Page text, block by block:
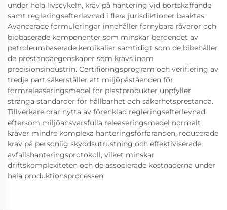
under hela livscykeln, krav på hantering vid bortskaffande
samt regleringsefterlevnad i flera jurisdiktioner beaktas.
Avancerade formuleringar innehåller förnybara råvaror och
biobaserade komponenter som minskar beroendet av
petroleumbaserade kemikalier samtidigt som de bibehåller
de prestandaegenskaper som krävs inom
precisionsindustrin. Certifieringsprogram och verifiering av
tredje part säkerställer att miljöpåståenden för
formreleaseringsmedel för plastprodukter uppfyller
stränga standarder för hållbarhet och säkerhetsprestanda.
Tillverkare drar nytta av förenklad regleringsefterlevnad
eftersom miljöansvarsfulla releaseringsmedel normalt
kräver mindre komplexa hanteringsförfaranden, reducerade
krav på personlig skyddsutrustning och effektiviserade
avfallshanteringsprotokoll, vilket minskar
driftskomplexiteten och de associerade kostnaderna under
hela produktionsprocessen.